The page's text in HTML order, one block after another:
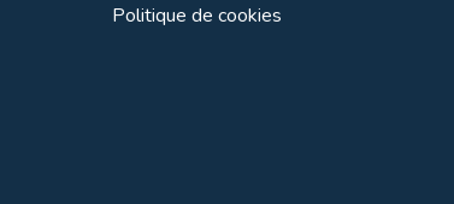
Politique de cookies